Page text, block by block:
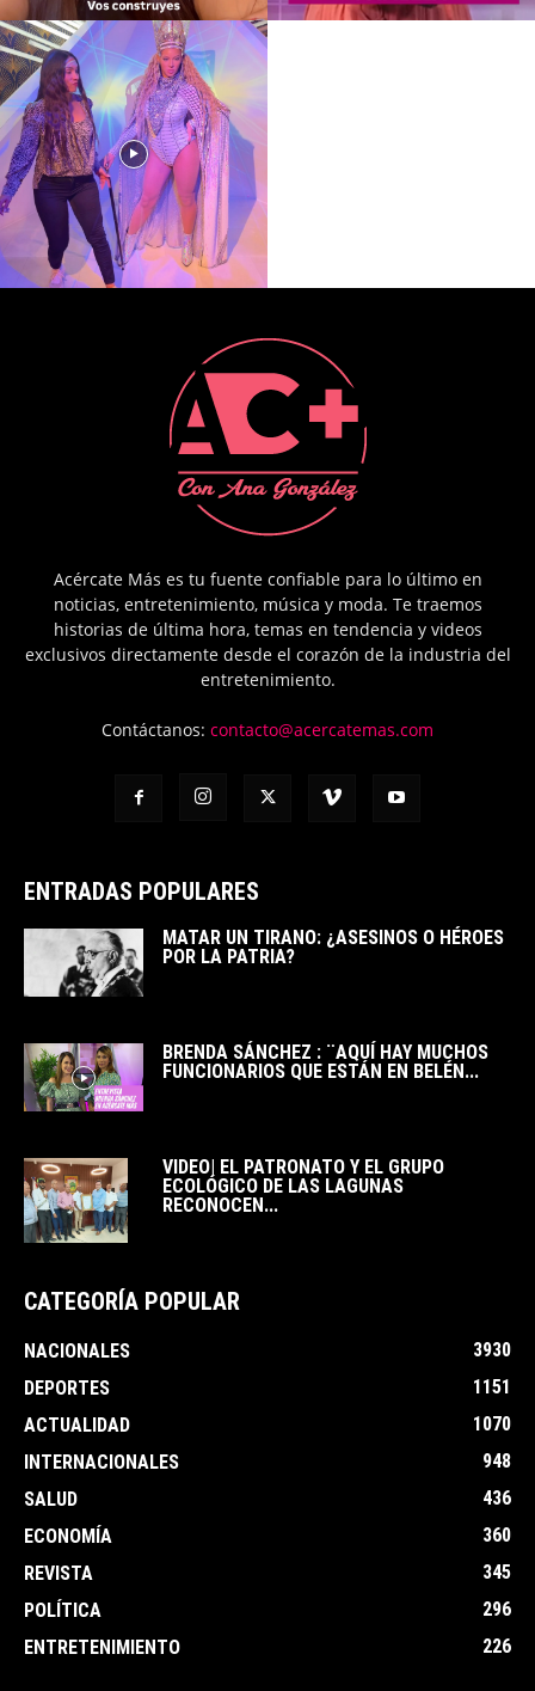
Acércate Más es tu fuente confiable para lo último en
noticias, entretenimiento, música y moda. Te traemos
historias de última hora, temas en tendencia y videos
exclusivos directamente desde el corazón de la industria del
entretenimiento.
Contáctanos: contacto@acercatemas.com
ENTRADAS POPULARES
MATAR UN TIRANO: ¿ASESINOS O HÉROES
POR LA PATRIA?
BRENDA SÁNCHEZ : ¨AQUÍ HAY MUCHOS
FUNCIONARIOS QUE ESTÁN EN BELÉN...
VIDEO| EL PATRONATO Y EL GRUPO
ECOLÓGICO DE LAS LAGUNAS
RECONOCEN...
CATEGORÍA POPULAR
NACIONALES
3930
DEPORTES
1151
ACTUALIDAD
1070
INTERNACIONALES
948
SALUD
436
ECONOMÍA
360
REVISTA
345
POLÍTICA
296
ENTRETENIMIENTO
226